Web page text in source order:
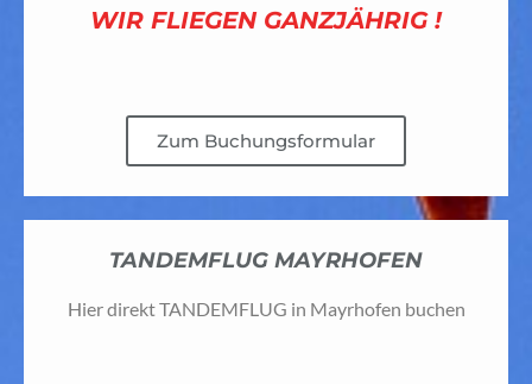
WIR FLIEGEN GANZJÄHRIG !
Zum Buchungsformular
TANDEMFLUG MAYRHOFEN
Hier direkt TANDEMFLUG in Mayrhofen buchen​